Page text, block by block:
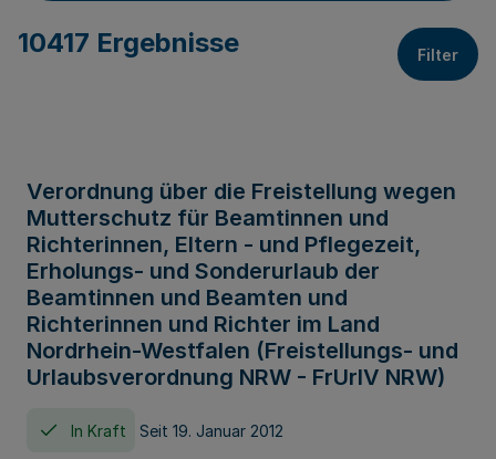
10417 Ergebnisse Filter
Verordnung über die Freistellung wegen
Mutterschutz für Beamtinnen und
Richterinnen, Eltern - und Pflegezeit,
Erholungs- und Sonderurlaub der
Beamtinnen und Beamten und
Richterinnen und Richter im Land
Nordrhein-Westfalen (Freistellungs- und
Urlaubsverordnung NRW - FrUrlV NRW)
In Kraft Seit 19. Januar 2012